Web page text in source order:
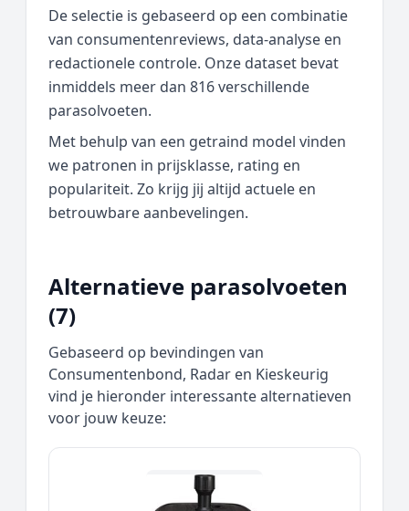
De selectie is gebaseerd op een combinatie
van consumentenreviews, data‑analyse en
redactionele controle. Onze dataset bevat
inmiddels meer dan 816 verschillende
parasolvoeten.
Met behulp van een getraind model vinden
we patronen in prijsklasse, rating en
populariteit. Zo krijg jij altijd actuele en
betrouwbare aanbevelingen.
Alternatieve parasolvoeten
(7)
Gebaseerd op bevindingen van
Consumentenbond, Radar en Kieskeurig
vind je hieronder interessante alternatieven
voor jouw keuze: